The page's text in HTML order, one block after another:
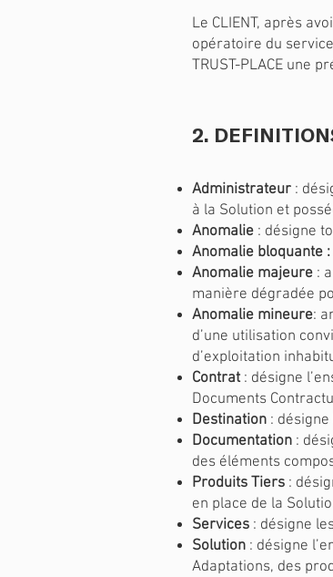
Le CLIENT, après
opératoire du
TRUST-PLACE une
2.
Administrateur :
à la Solution et
Anomalie : désigne
Anomalie bloquante :
Anomalie majeure :
manière dégradée
Anomalie mineure:
d’une utilisation
d’exploitation
Contrat : désigne
Documents
Destination :
Documentation :
des éléments
Produits Tiers :
en place de la
Services : désigne
Solution : désigne
Adaptations, des